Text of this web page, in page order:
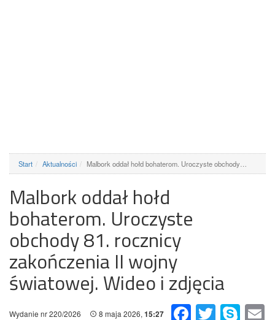
Start Aktualności Malbork oddał hołd bohaterom. Uroczyste obchody…
Malbork oddał hołd
bohaterom. Uroczyste
obchody 81. rocznicy
zakończenia II wojny
światowej. Wideo i zdjęcia
FacebookTwitter Skype
Wydanie nr 220/2026 8 maja 2026, 15:27